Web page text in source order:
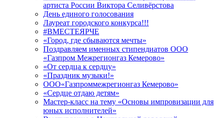
артиста России Виктора Селивёрстова
День единого голосования
Лауреат городского конкурса!!!
#ВМЕСТЕЯРЧЕ
«Город, где сбываются мечты»
Поздравляем именных стипендиатов ООО
«Газпром Межрегионгаз Кемерово»
«От сердца к сердцу»
«Праздник музыки!»
ООО«Газпроммежрегионгаз Кемерово»
«Сердце отдаю детям»
Мастер-класс на тему «Основы импровизации для
юных исполнителей»